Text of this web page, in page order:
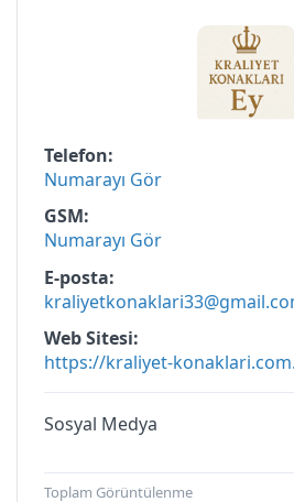
Telefon
Numarayı Gör
GSM
Numarayı Gör
E-posta
Web Sitesi
https://kraliyet-
Sosyal Medya
Toplam Görüntülenme